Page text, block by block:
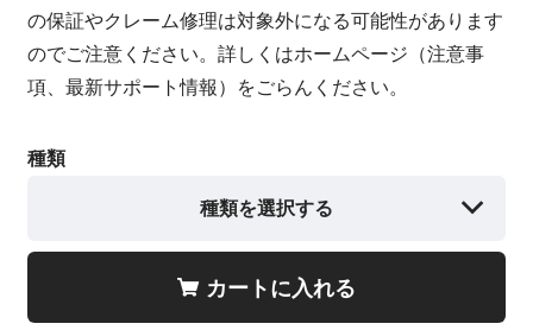
の保証やクレーム修理は対象外になる可能性があります
のでご注意ください。詳しくはホームページ（注意事
項、最新サポート情報）をごらんください。
種類
種類を選択する
カートに入れる